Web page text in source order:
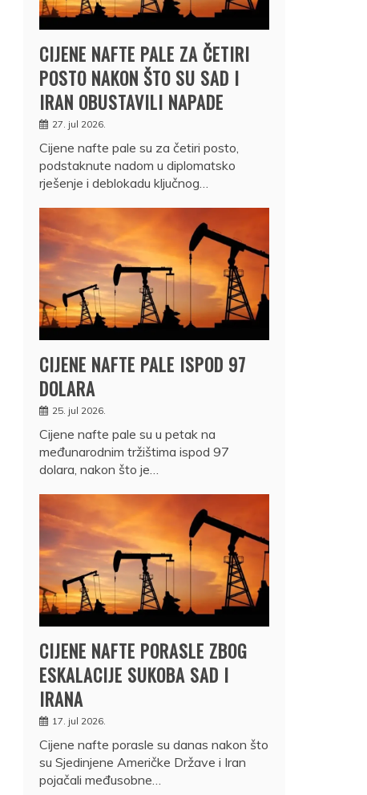
CIJENE NAFTE PALE ZA ČETIRI
POSTO NAKON ŠTO SU SAD I
IRAN OBUSTAVILI NAPADE
27. jul 2026.
Cijene nafte pale su za četiri posto,
podstaknute nadom u diplomatsko
rješenje i deblokadu ključnog…
CIJENE NAFTE PALE ISPOD 97
DOLARA
25. jul 2026.
Cijene nafte pale su u petak na
međunarodnim tržištima ispod 97
dolara, nakon što je…
CIJENE NAFTE PORASLE ZBOG
ESKALACIJE SUKOBA SAD I
IRANA
17. jul 2026.
Cijene nafte porasle su danas nakon što
su Sjedinjene Američke Države i Iran
pojačali međusobne…